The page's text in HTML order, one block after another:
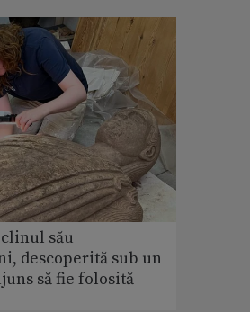
său
descoperită sub un
să fie folosită